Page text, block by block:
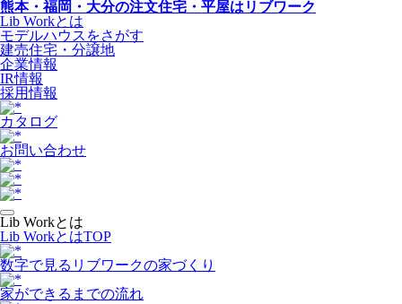
熊本・福岡・大分の注文住宅・平屋はリブワーク
Lib Workとは
モデルハウスをさがす
建売住宅・分譲地
企業情報
IR情報
採用情報
カタログ
お問い合わせ
Lib Workとは
Lib WorkとはTOP
数字で⾒るリブワークの家づくり
家ができるまでの流れ